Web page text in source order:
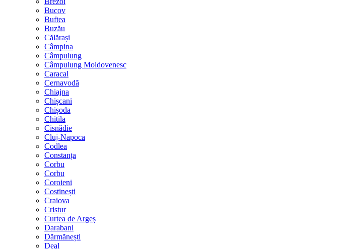
Bucov
Buftea
Buzău
Călărași
Câmpina
Câmpulung
Câmpulung Moldovenesc
Caracal
Cernavodă
Chiajna
Chișcani
Chișoda
Chitila
Cisnădie
Cluj-Napoca
Codlea
Constanța
Corbu
Corbu
Coroieni
Costinești
Craiova
Cristur
Curtea de Argeș
Darabani
Dărmănești
Deal